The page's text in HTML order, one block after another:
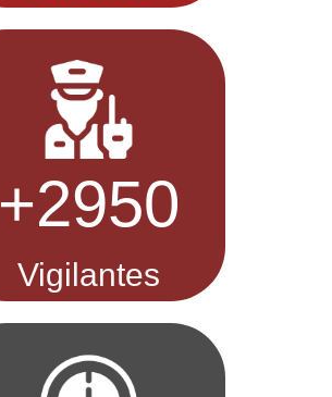
+3000
Vigilantes